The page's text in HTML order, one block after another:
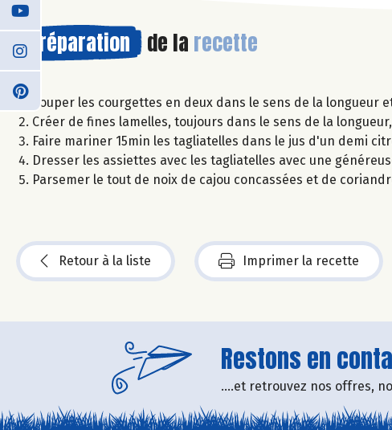
Préparation de la recette
Couper les courgettes en deux dans le sens de la longueur
Créer de fines lamelles, toujours dans le sens de la
Faire mariner 15min les tagliatelles dans le jus d'un demi
Dresser les assiettes avec les tagliatelles avec une
Parsemer le tout de noix de cajou concassées et de
Retour à la liste Imprimer la recette
Restons en
....et retrouvez nos offres,